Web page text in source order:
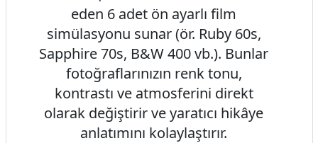
eden 6 adet ön ayarlı film
simülasyonu sunar (ör. Ruby 60s,
Sapphire 70s, B&W 400 vb.). Bunlar
fotoğraflarınızın renk tonu,
kontrastı ve atmosferini direkt
olarak değiştirir ve yaratıcı hikâye
anlatımını kolaylaştırır.